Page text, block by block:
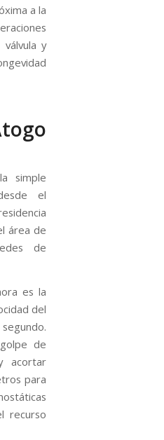
a la
y
simple
el
área de
de
es la
del
de
acortar
para
recurso